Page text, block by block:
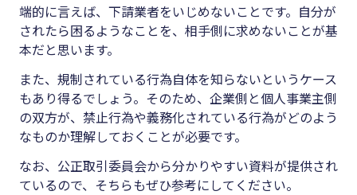
端的に言えば、下請業者をいじめないことです。自分が
されたら困るようなことを、相手側に求めないことが基
本だと思います。
また、規制されている行為自体を知らないというケース
もあり得るでしょう。そのため、企業側と個人事業主側
の双方が、禁止行為や義務化されている行為がどのよう
なものか理解しておくことが必要です。
なお、公正取引委員会から分かりやすい資料が提供され
ているので、そちらもぜひ参考にしてください。